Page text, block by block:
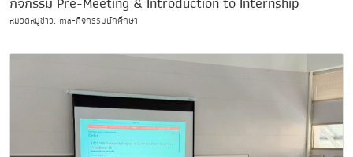
หมวดหมู่ข่าว: ma-กิจกรรมนักศึกษา